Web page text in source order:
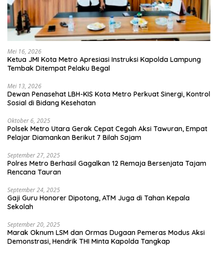
Mei 16, 2026
Ketua JMI Kota Metro Apresiasi Instruksi Kapolda Lampung
Tembak Ditempat Pelaku Begal
Mei 13, 2026
Dewan Penasehat LBH-KIS Kota Metro Perkuat Sinergi, Kontrol
Sosial di Bidang Kesehatan
Oktober 6, 2025
Polsek Metro Utara Gerak Cepat Cegah Aksi Tawuran, Empat
Pelajar Diamankan Berikut 7 Bilah Sajam
September 27, 2025
Polres Metro Berhasil Gagalkan 12 Remaja Bersenjata Tajam
Rencana Tauran
September 24, 2025
Gaji Guru Honorer Dipotong, ATM Juga di Tahan Kepala
Sekolah
September 20, 2025
Marak Oknum LSM dan Ormas Dugaan Pemeras Modus Aksi
Demonstrasi, Hendrik THI Minta Kapolda Tangkap